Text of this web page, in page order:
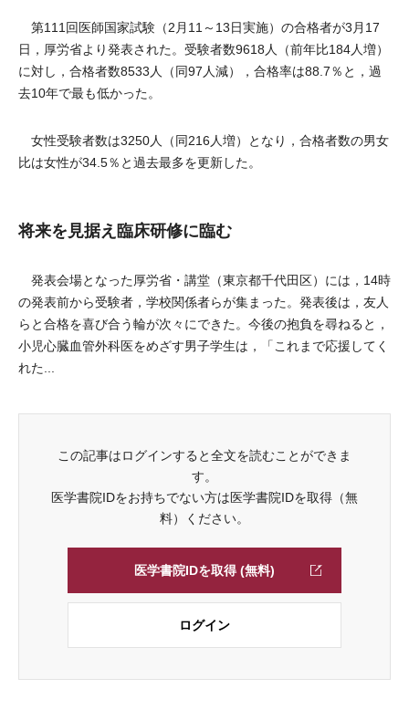
第111回医師国家試験（2月11～13日実施）の合格者が3月17
日，厚労省より発表された。受験者数9618人（前年比184人増）
に対し，合格者数8533人（同97人減），合格率は88.7％と，過
去10年で最も低かった。
女性受験者数は3250人（同216人増）となり，合格者数の男女
比は女性が34.5％と過去最多を更新した。
将来を見据え臨床研修に臨む
発表会場となった厚労省・講堂（東京都千代田区）には，14時
の発表前から受験者，学校関係者らが集まった。発表後は，友人
らと合格を喜び合う輪が次々にできた。今後の抱負を尋ねると，
小児心臓血管外科医をめざす男子学生は，「これまで応援してく
れた...
この記事はログインすると全文を読むことができま
す。
医学書院IDをお持ちでない方は医学書院IDを取得（無
料）ください。
医学書院IDを取得 (無料)
ログイン